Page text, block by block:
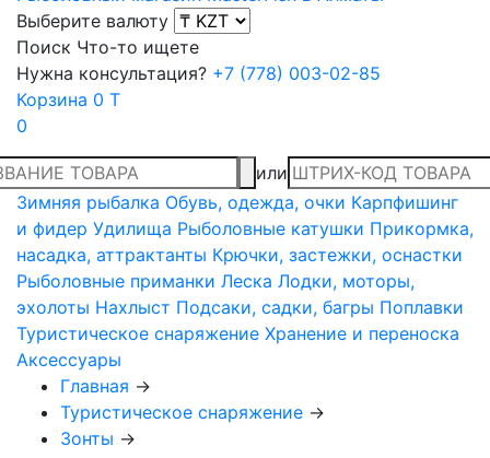
Выберите валюту
Поиск Что-то ищете
Нужна консультация? +7 (778) 003-02-85
Корзина 0 T
0
или
Зимняя рыбалка Обувь, одежда, очки Карпфишинг
и фидер Удилища Рыболовные катушки Прикормка,
насадка, аттрактанты Крючки, застежки, оснастки
Рыболовные приманки Леска Лодки, моторы,
эхолоты Нахлыст Подсаки, садки, багры Поплавки
Туристическое снаряжение Хранение и переноска
Аксессуары
Главная →
Туристическое снаряжение →
Зонты →